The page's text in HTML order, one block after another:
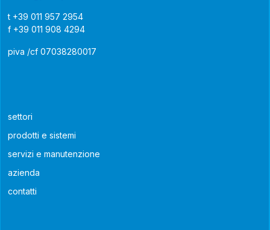
t +39 011 957 2954
f +39 011 908 4294
piva /cf 07038280017
settori
prodotti e sistemi
servizi e manutenzione
azienda
contatti